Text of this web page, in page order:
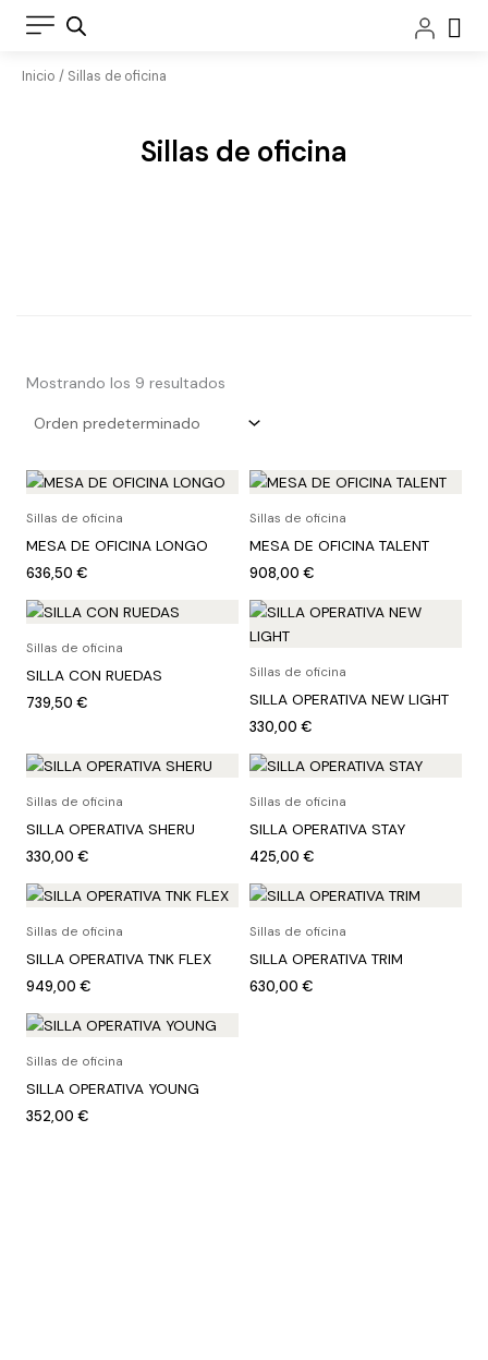
Inicio / Sillas de oficina
Sillas de oficina
Mostrando los 9 resultados
Sillas de oficina
MESA DE OFICINA LONGO
636,50 €
Sillas de oficina
MESA DE OFICINA TALENT
908,00 €
Sillas de oficina
SILLA CON RUEDAS
739,50 €
Sillas de oficina
SILLA OPERATIVA NEW LIGHT
330,00 €
Sillas de oficina
SILLA OPERATIVA SHERU
330,00 €
Sillas de oficina
SILLA OPERATIVA STAY
425,00 €
Sillas de oficina
SILLA OPERATIVA TNK FLEX
949,00 €
Sillas de oficina
SILLA OPERATIVA TRIM
630,00 €
Sillas de oficina
SILLA OPERATIVA YOUNG
352,00 €